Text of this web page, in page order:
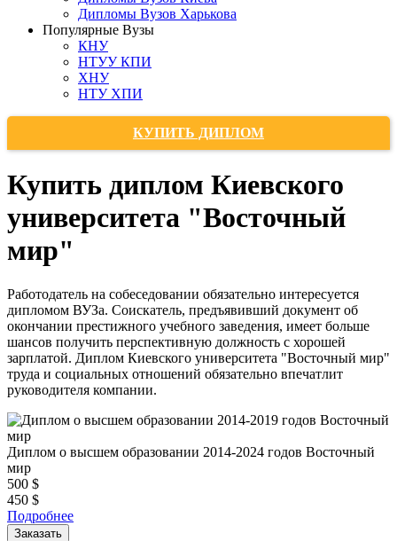
Дипломы Вузов Харькова
Популярные Вузы
КНУ
НТУУ КПИ
ХНУ
НТУ ХПИ
КУПИТЬ ДИПЛОМ
Купить диплом Киевского
университета "Восточный
мир"
Работодатель на собеседовании обязательно интересуется
дипломом ВУЗа. Соискатель, предъявивший документ об
окончании престижного учебного заведения, имеет больше
шансов получить перспективную должность с хорошей
зарплатой. Диплом Киевского университета "Восточный мир"
труда и социальных отношений обязательно впечатлит
руководителя компании.
Диплом о высшем образовании 2014-2024 годов Восточный
мир
500 $
450 $
Подробнее
Заказать